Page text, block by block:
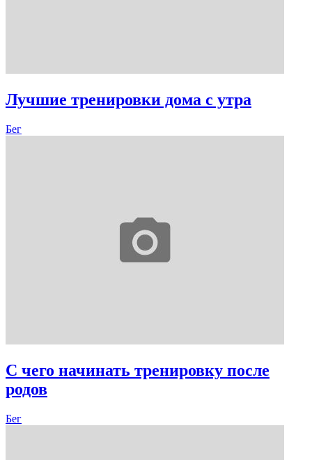
Лучшие тренировки дома с утра
Бег
С чего начинать тренировку после
родов
Бег